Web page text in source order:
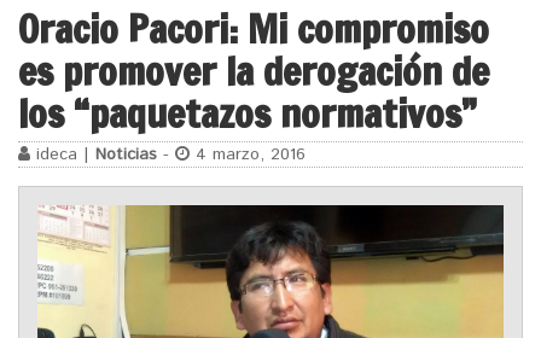
Oracio Pacori: Mi compromiso
es promover la derogación de
los “paquetazos normativos”
ideca | Noticias - 4 marzo, 2016